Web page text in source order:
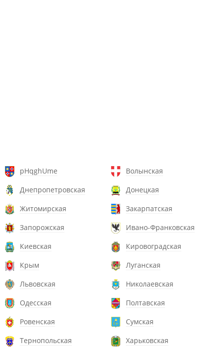
pHqghUme
Волынская
Днепропетровская
Донецкая
Житомирская
Закарпатская
Запорожская
Ивано-Франковская
Киевская
Кировоградская
Крым
Луганская
Львовская
Николаевская
Одесская
Полтавская
Ровенская
Сумская
Тернопольская
Харьковская